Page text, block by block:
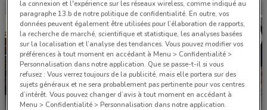
la connexion et l'expérience sur les réseaux wireless, comme indiqué au
paragraphe 13.b de notre politique de confidentialité. En outre, vos
données peuvent également être utilisées pour l’élaboration de rapports,
la recherche de marché, scientifique et statistique, les analyses basées
sur la localisation et l’analyse des tendances. Vous pouvez modifier vos
préférences à tout moment en accédant à Menu > Confidentialité >
Personnalisation dans notre application. Que se passe-t-il si vous
refusez : Vous verrez toujours de la publicité, mais elle portera sur des
sujets généraux et ne sera probablement pas pertinente pour vos centres
d’intérêt. Vous pouvez changer d’avis à tout moment en accédant à
Menu > Confidentialité > Personnalisation dans notre application.